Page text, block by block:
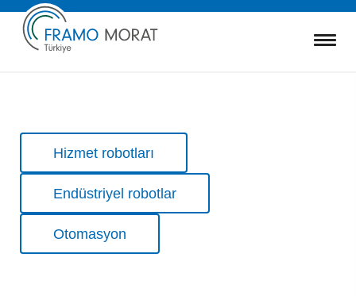
Gezinmeyi
Hizmet robotları
Endüstriyel robotlar
Otomasyon